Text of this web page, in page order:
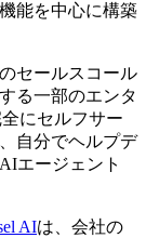
能を中心に構築
セールスコール
る一部のエンタ
にセルフサー
自分でヘルプデ
エージェント
AIは、会社の